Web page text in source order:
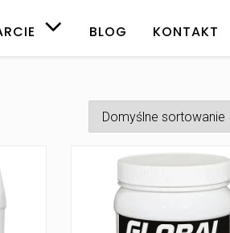
BLOG KONTAKT